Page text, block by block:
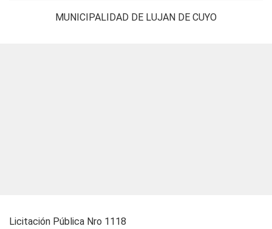
MUNICIPALIDAD DE LUJAN DE CUYO
Licitación Pública Nro 1118